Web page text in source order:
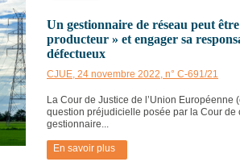
Un gestionnaire de réseau peut
producteur » et engager sa
défectueux
CJUE, 24 novembre 2022, n° C-691/21
La Cour de Justice de l’Union Européenne
question préjudicielle posée par la Cour de
gestionnaire...
En savoir plus